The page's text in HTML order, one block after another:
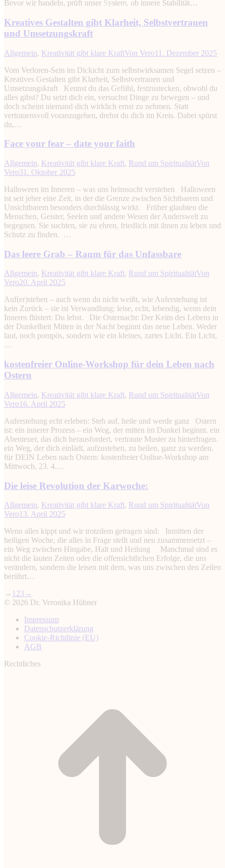
Bevor wir handeln, prüft unser System, ob innere Stabilität…
Kreatives Gestalten gibt Klarheit, Selbstvertrauen
und Umsetzungskraft
Allgemein, Kreativität gibt klare KraftVon Vero11. Dezember 2025
Vom Verloren-Sein im Dickicht zum selbstwirksamen Segel setzen –
Kreatives Gestalten gibt Klarheit, Selbstvertrauen und
Umsetzungskraft Kennst du das Gefühl, festzustecken, obwohl du
alles gibst? Du setzt dich ein, versuchst Dinge zu bewegen – und
doch scheint niemand dich wirklich ernst zu nehmen. Statt
vertrauensvoll voranzugehen, drehst du dich im Kreis. Dabei spürst
du,…
Face your fear – date your faith
Allgemein, Kreativität gibt klare Kraft, Rund um SpiritualitätVon
Vero31. Oktober 2025
Halloween im Inneren – was uns heimsucht verstehen Halloween
ist seit jeher eine Zeit, in der die Grenze zwischen Sichtbarem und
Unsichtbarem besonders durchlässig wirkt. Früher glaubten die
Menschen, Geister, Seelen und andere Wesen der Anderswelt zu
begegnen. Sie suchten, sie zu ehren, friedlich mit ihnen zu leben und
Schutz zu finden. …
Das leere Grab – Raum für das Unfassbare
Allgemein, Kreativität gibt klare Kraft, Rund um SpiritualitätVon
Vero20. April 2025
Auf(er)stehen – auch wenn du nicht weißt, wie Auferstehung ist
kein Zurück – sie ist Verwandlung: leise, echt, lebendig, wenn dein
Inneres flüstert: Du lebst. Die Osternacht: Der Keim des Lebens in
der Dunkelheit Mitten in der Nacht beginnt das neue Leben. Weder
laut, noch pompös, sondern wie ein kleines, zartes Licht. Ein Licht,
…
kostenfreier Online-Workshop für dein Leben nach
Ostern
Allgemein, Kreativität gibt klare Kraft, Rund um SpiritualitätVon
Vero16. April 2025
Auferstehung echt erleben: Steh auf, heile und werde ganz Ostern
ist: ein innerer Prozess – ein Weg, der mitten im Dunkel beginnt. ein
Abenteuer, das dich herausfordert, vertraute Muster zu hinterfragen.
ein Weg, der dich einlädt, aufzustehen, zu heilen, ganz zu werden.
für DEIN Leben nach Ostern: kostenfreier Online-Workshop am
Mittwoch, 23. 4.…
Die leise Revolution der Karwoche:
Allgemein, Kreativität gibt klare Kraft, Rund um SpiritualitätVon
Vero13. April 2025
Wenn alles kippt und wir trotzdem getragen sind: Inmitten der
heiligen Woche, die alles in Frage stellt und neu zusammensetzt –
ein Weg zwischen Hingabe, Halt und Heilung Manchmal sind es
nicht die lauten Zeiten oder die offensichtlichen Erfolge, die uns
verändern, sondern die leisen mit dem, was uns zwischen den Zeilen
berührt…
→ 1 23 →
© 2026 Dr. Veronika Hübner
Impressum
Datenschutz­erklärung
Cookie-Richtlinie (EU)
AGB
Rechtliches